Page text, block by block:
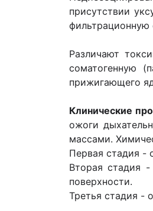
присутствии
фильтрационную
Различают
соматогенную
прижигающего
Клинические
ожоги
массами.
Первая стадия -
Вторая стадия
поверхности.
Третья стадия -